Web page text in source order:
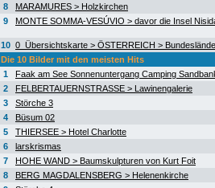
8
MARAMURES > Holzkirchen
9
MONTE SOMMA-VESÚVIO > davor die Insel
10 0_Übersichtskarte > ÖSTERREICH >
Die 10 Bilder mit den meisten Hits
1
Faak am See Sonnenuntergang Camping
2
FELBERTAUERNSTRASSE > Lawinengalerie
3
Störche 3
4
Büsum 02
5
THIERSEE > Hotel Charlotte
6
larskrismas
7
HOHE WAND > Baumskulpturen von Kurt Foit
8
BERG MAGDALENSBERG > Helenenkirche